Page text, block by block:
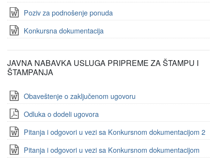
Poziv za podnošenje ponuda
Konkursna dokumentacija
JAVNA NABAVKA USLUGA PRIPREME ZA ŠTAMPU I
ŠTAMPANJA
Obaveštenje o zaključenom ugovoru
Odluka o dodeli ugovora
Pitanja i odgovori u vezi sa Konkursnom dokumentacijom 2
Pitanja i odgovori u vezi sa Konkursnom dokumentacijom